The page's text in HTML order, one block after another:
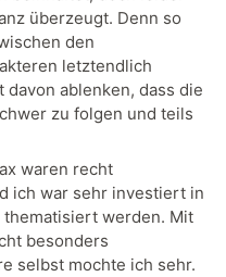
überzeugt. Denn so
den
letztendlich
ablenken, dass die
zu folgen und teils
waren recht
ich war sehr investiert in
werden. Mit
besonders
selbst mochte ich sehr.